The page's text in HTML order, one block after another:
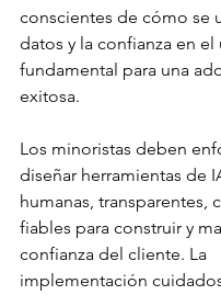
conscientes de cómo se
datos y la confianza en el
fundamental para una
exitosa.
Los minoristas deben
diseñar herramientas de
humanas, transparentes,
fiables para construir y
confianza del cliente. La
implementación